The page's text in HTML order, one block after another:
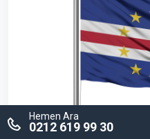
Hemen Ara
0212 619 99 30